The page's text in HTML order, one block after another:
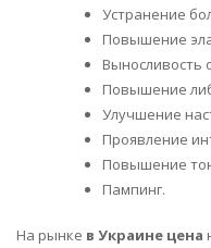
Устранение
Повышение
Выносливость
Повышение
Улучшение
Проявление
Повышение
Пампинг.
На рынке в Украине цена